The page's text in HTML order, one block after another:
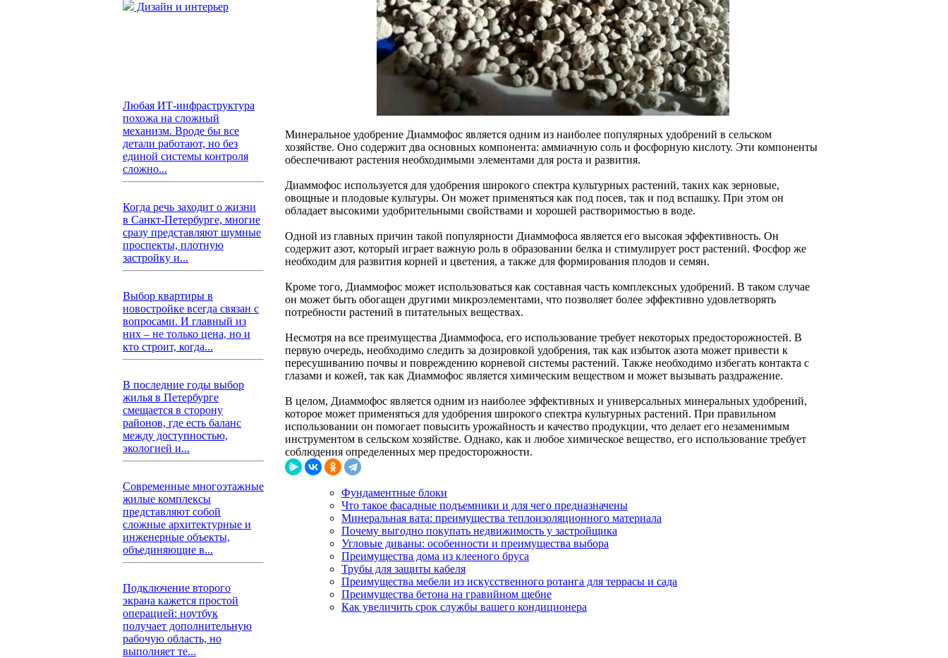
Дизайн и интерьер
Любая ИТ-инфраструктура
похожа на сложный
механизм. Вроде бы все
детали работают, но без
единой системы контроля
сложно...
Когда речь заходит о жизни
в Санкт-Петербурге, многие
сразу представляют шумные
проспекты, плотную
застройку и...
Выбор квартиры в
новостройке всегда связан с
вопросами. И главный из
них – не только цена, но и
кто строит, когда...
В последние годы выбор
жилья в Петербурге
смещается в сторону
районов, где есть баланс
между доступностью,
экологией и...
Современные многоэтажные
жилые комплексы
представляют собой
сложные архитектурные и
инженерные объекты,
объединяющие в...
Подключение второго
экрана кажется простой
операцией: ноутбук
получает дополнительную
рабочую область, но
выполняет те...
Минеральное удобрение Диаммофос является одним из наиболее популярных удобрений в сельском
хозяйстве. Оно содержит два основных компонента: аммиачную соль и фосфорную кислоту. Эти компоненты
обеспечивают растения необходимыми элементами для роста и развития.
Диаммофос используется для удобрения широкого спектра культурных растений, таких как зерновые,
овощные и плодовые культуры. Он может применяться как под посев, так и под вспашку. При этом он
обладает высокими удобрительными свойствами и хорошей растворимостью в воде.
Одной из главных причин такой популярности Диаммофоса является его высокая эффективность. Он
содержит азот, который играет важную роль в образовании белка и стимулирует рост растений. Фосфор же
необходим для развития корней и цветения, а также для формирования плодов и семян.
Кроме того, Диаммофос может использоваться как составная часть комплексных удобрений. В таком случае
он может быть обогащен другими микроэлементами, что позволяет более эффективно удовлетворять
потребности растений в питательных веществах.
Несмотря на все преимущества Диаммофоса, его использование требует некоторых предосторожностей. В
первую очередь, необходимо следить за дозировкой удобрения, так как избыток азота может привести к
пересушиванию почвы и повреждению корневой системы растений. Также необходимо избегать контакта с
глазами и кожей, так как Диаммофос является химическим веществом и может вызывать раздражение.
В целом, Диаммофос является одним из наиболее эффективных и универсальных минеральных удобрений,
которое может применяться для удобрения широкого спектра культурных растений. При правильном
использовании он помогает повысить урожайность и качество продукции, что делает его незаменимым
инструментом в сельском хозяйстве. Однако, как и любое химическое вещество, его использование требует
соблюдения определенных мер предосторожности.
Фундаментные блоки
Что такое фасадные подъемники и для чего предназначены
Минеральная вата: преимущества теплоизоляционного материала
Почему выгодно покупать недвижимость у застройщика
Угловые диваны: особенности и преимущества выбора
Преимущества дома из клееного бруса
Трубы для защиты кабеля
Преимущества мебели из искусственного ротанга для террасы и сада
Преимущества бетона на гравийном щебне
Как увеличить срок службы вашего кондиционера